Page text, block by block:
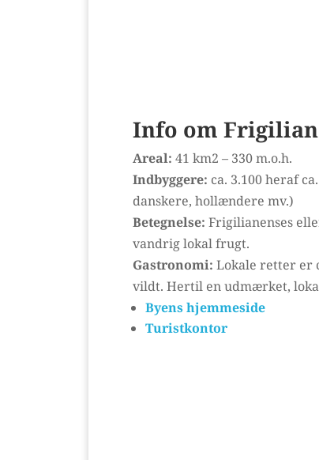
Info om
Areal: 41 km2 – 330 m.o.h.
Indbyggere: ca. 3.100 heraf
danskere, hollændere mv.)
Betegnelse: Frigilianenses
vandrig lokal frugt.
Gastronomi: Lokale retter er
vildt. Hertil en udmærket,
Byens hjemmeside
Turistkontor